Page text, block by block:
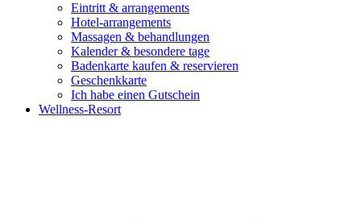
Eintritt & arrangements
Hotel-arrangements
Massagen & behandlungen
Kalender & besondere tage
Badenkarte kaufen & reservieren
Geschenkkarte
Ich habe einen Gutschein
Wellness-Resort